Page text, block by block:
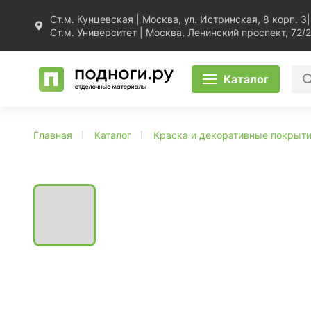
Ст.м. Кунцевская | Москва, ул. Истринская, 8 корп. 3
Ст.м. Университет | Москва, Ленинский проспект, 72/2
Каталог
Главная Каталог Краска и декоративные